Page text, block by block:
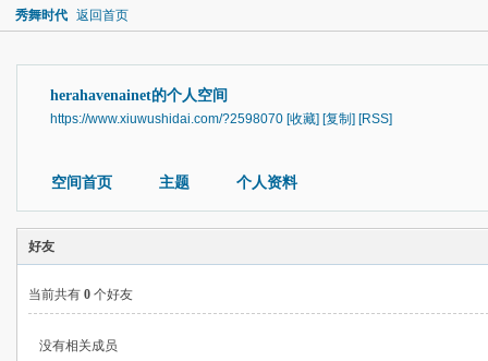
秀舞时代 返回首页
herahavenainet的个人空间
https://www.xiuwushidai.com/?2598070 [收藏] [复制] [RSS]
空间首页 主题 个人资料
好友
当前共有 0 个好友
没有相关成员